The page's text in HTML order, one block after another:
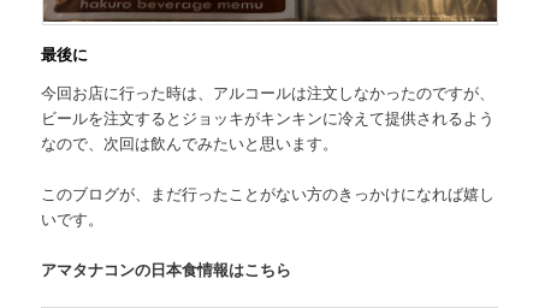
最後に
今回お店に行った時は、アルコールは注文しなかったのですが、
ビールを注文するとジョッキがキンキンに冷えて提供されるよう
なので、次回は飲んでみたいと思います。
このブログが、まだ行ったことがない方のきっかけになれば嬉し
いです。
アマタナコンの日本食情報はこちら